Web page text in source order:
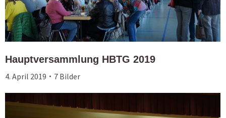
Hauptversammlung HBTG 2019
4. April 2019 7 Bilder